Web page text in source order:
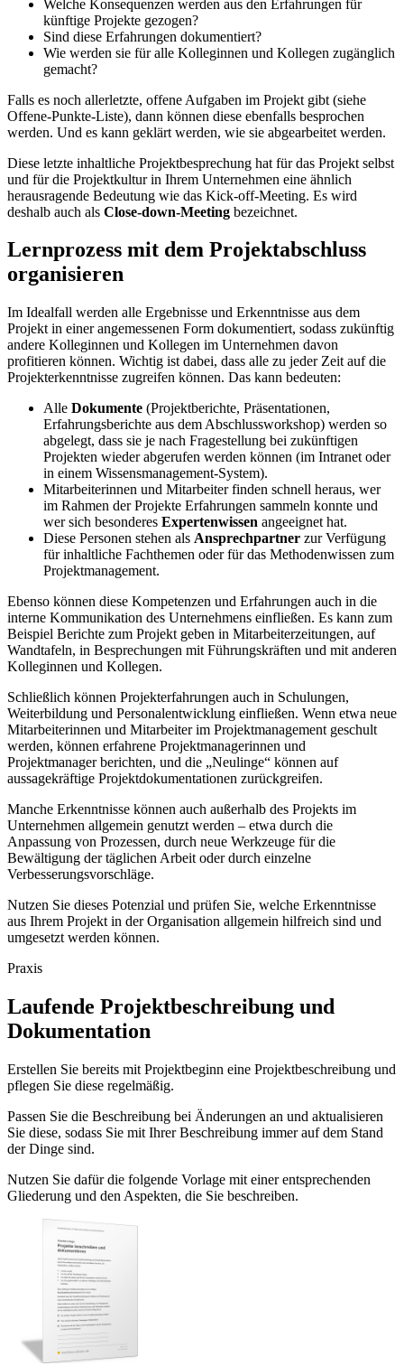
Welche Konsequenzen werden aus den Erfahrungen für
künftige Projekte gezogen?
Sind diese Erfahrungen dokumentiert?
Wie werden sie für alle Kolleginnen und Kollegen zugänglich
gemacht?
Falls es noch allerletzte, offene Aufgaben im Projekt gibt (siehe
Offene-Punkte-Liste), dann können diese ebenfalls besprochen
werden. Und es kann geklärt werden, wie sie abgearbeitet werden.
Diese letzte inhaltliche Projektbesprechung hat für das Projekt selbst
und für die Projektkultur in Ihrem Unternehmen eine ähnlich
herausragende Bedeutung wie das Kick-off-Meeting. Es wird
deshalb auch als Close-down-Meeting bezeichnet.
Lernprozess mit dem Projektabschluss
organisieren
Im Idealfall werden alle Ergebnisse und Erkenntnisse aus dem
Projekt in einer angemessenen Form dokumentiert, sodass zukünftig
andere Kolleginnen und Kollegen im Unternehmen davon
profitieren können. Wichtig ist dabei, dass alle zu jeder Zeit auf die
Projekterkenntnisse zugreifen können. Das kann bedeuten:
Alle Dokumente (Projektberichte, Präsentationen,
Erfahrungsberichte aus dem Abschlussworkshop) werden so
abgelegt, dass sie je nach Fragestellung bei zukünftigen
Projekten wieder abgerufen werden können (im Intranet oder
in einem Wissensmanagement-System).
Mitarbeiterinnen und Mitarbeiter finden schnell heraus, wer
im Rahmen der Projekte Erfahrungen sammeln konnte und
wer sich besonderes Expertenwissen angeeignet hat.
Diese Personen stehen als Ansprechpartner zur Verfügung
für inhaltliche Fachthemen oder für das Methodenwissen zum
Projektmanagement.
Ebenso können diese Kompetenzen und Erfahrungen auch in die
interne Kommunikation des Unternehmens einfließen. Es kann zum
Beispiel Berichte zum Projekt geben in Mitarbeiterzeitungen, auf
Wandtafeln, in Besprechungen mit Führungskräften und mit anderen
Kolleginnen und Kollegen.
Schließlich können Projekterfahrungen auch in Schulungen,
Weiterbildung und Personalentwicklung einfließen. Wenn etwa neue
Mitarbeiterinnen und Mitarbeiter im Projektmanagement geschult
werden, können erfahrene Projektmanagerinnen und
Projektmanager berichten, und die „Neulinge“ können auf
aussagekräftige Projektdokumentationen zurückgreifen.
Manche Erkenntnisse können auch außerhalb des Projekts im
Unternehmen allgemein genutzt werden – etwa durch die
Anpassung von Prozessen, durch neue Werkzeuge für die
Bewältigung der täglichen Arbeit oder durch einzelne
Verbesserungsvorschläge.
Nutzen Sie dieses Potenzial und prüfen Sie, welche Erkenntnisse
aus Ihrem Projekt in der Organisation allgemein hilfreich sind und
umgesetzt werden können.
Praxis
Laufende Projektbeschreibung und
Dokumentation
Erstellen Sie bereits mit Projektbeginn eine Projektbeschreibung und
pflegen Sie diese regelmäßig.
Passen Sie die Beschreibung bei Änderungen an und aktualisieren
Sie diese, sodass Sie mit Ihrer Beschreibung immer auf dem Stand
der Dinge sind.
Nutzen Sie dafür die folgende Vorlage mit einer entsprechenden
Gliederung und den Aspekten, die Sie beschreiben.